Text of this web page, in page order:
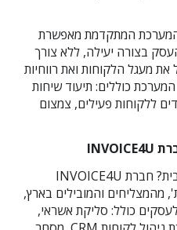
המתקדמת מאפשרת
בצורה יעילה, ללא צורך
מעגל הלקוחות ואת רווחיות
כוללים: תיעוד שיחות
ללקוחות פעילים, צמצום
INVOICE4U
חולמים על פתיחת עסק קטן מהבית? חברת INVOICE4U
מהמצליחים והמובילים בארץ,
לעסקים כולל: סליקת אשראי,